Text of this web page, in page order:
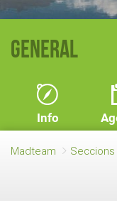
FES-TE SOCI
General
Info
Madteam Seccions